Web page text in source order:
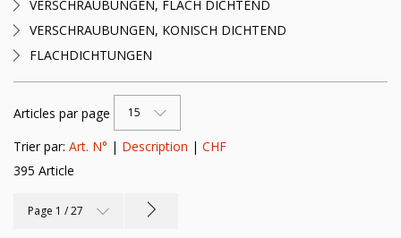
VERSCHRAUBUNGEN, FLACH DICHTEND
VERSCHRAUBUNGEN, KONISCH DICHTEND
FLACHDICHTUNGEN
Articles par page 15
Trier par: Art. N° | Description | CHF
395 Article
Page 1 / 27